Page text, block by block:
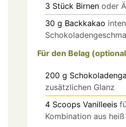
3 Stück Birnen oder
30 g Backkakao
Für den Belag
200 g
zusätzlichen Glanz
4 Scoops Vanilleeis
Kombination aus